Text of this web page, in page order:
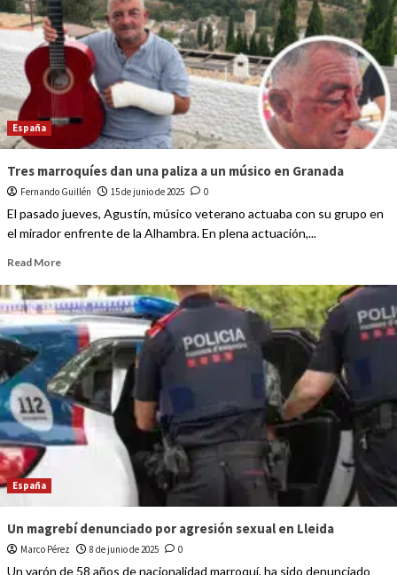
España
Tres marroquíes dan una paliza a un músico en Granada
Fernando Guillén 15 de junio de 2025 0
El pasado jueves, Agustín, músico veterano actuaba con su grupo en
el mirador enfrente de la Alhambra. En plena actuación,...
Read More
España
Un magrebí denunciado por agresión sexual en Lleida
Marco Pérez 8 de junio de 2025 0
Un varón de 58 años de nacionalidad marroquí, ha sido denunciado